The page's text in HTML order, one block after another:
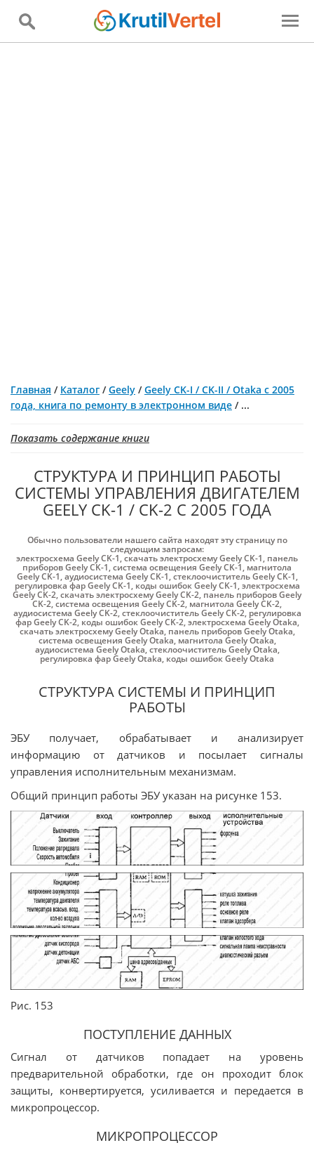
Главная / Каталог /Geely /Geely CK-I / CK-II / Otaka с 2005
года, книга по ремонту в электронном виде / ...
Показать содержание книги
СТРУКТУРА И ПРИНЦИП РАБОТЫ
СИСТЕМЫ УПРАВЛЕНИЯ ДВИГАТЕЛЕМ
GEELY CK-1 / CK-2 С 2005 ГОДА
Обычно пользователи нашего сайта находят эту страницу по
следующим запросам:
электросхема Geely CK-1,скачать электросхему Geely CK-1, панель
приборов Geely CK-1,система освещения Geely CK-1, магнитола
Geely CK-1,аудиосистема Geely CK-1,стеклоочиститель Geely CK-1,
регулировка фар Geely CK-1, коды ошибок Geely CK-1,электросхема
Geely CK-2,скачать электросхему Geely CK-2, панель приборов Geely
CK-2,система освещения Geely CK-2, магнитола Geely CK-2,
аудиосистема Geely CK-2,стеклоочиститель Geely CK-2, регулировка
фар Geely CK-2, коды ошибок Geely CK-2,электросхема Geely Otaka,
скачать электросхему Geely Otaka, панель приборов Geely Otaka,
система освещения Geely Otaka, магнитола Geely Otaka,
аудиосистема Geely Otaka,стеклоочиститель Geely Otaka,
регулировка фар Geely Otaka, коды ошибок Geely Otaka
СТРУКТУРА СИСТЕМЫ И ПРИНЦИП
РАБОТЫ
ЭБУ получает, обрабатывает и анализирует
информацию от датчиков и посылает сигналы
управления исполнительным механизмам.
Общий принцип работы ЭБУ указан на рисунке 153.
Рис. 153
ПОСТУПЛЕНИЕ ДАННЫХ
Сигнал от датчиков попадает на уровень
предварительной обработки, где он проходит блок
защиты, конвертируется, усиливается и передается в
микропроцессор.
МИКРОПРОЦЕССОР